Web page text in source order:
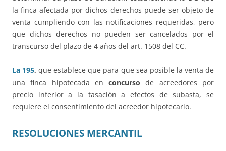
la finca afectada por dichos derechos puede ser objeto de
venta cumpliendo con las notificaciones requeridas, pero
que dichos derechos no pueden ser cancelados por el
transcurso del plazo de 4 años del art. 1508 del CC.
La 195,que establece que para que sea posible la venta de
una finca hipotecada enconcurso de acreedores por
precio inferior a la tasación a efectos de subasta, se
requiere el consentimiento del acreedor hipotecario.
RESOLUCIONES MERCANTIL